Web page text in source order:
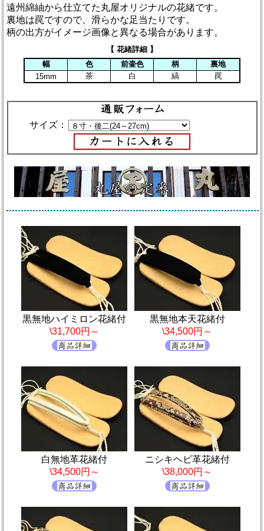
遠州綿紬から仕立てた丸屋オリジナルの花緒です。
裏地は罠ですので、滑らかな足当たりです。
柄の出方がイメージ画像と異なる場合があります。
【 花緒詳細 】
幅
色 前壷色 柄
裏地
15mm
茶 白 縞 罠
サイズ：
黒無地ハイミロン花緒付
\31,700円～
黒無地本天花緒付
\34,500円～
白無地革花緒付
\34,500円～
ニシキヘビ革花緒付
\38,000円～